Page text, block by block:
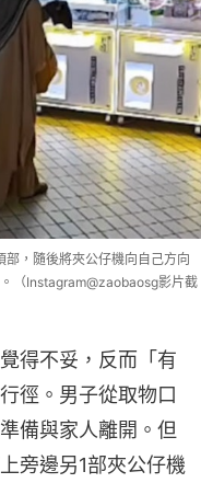
，隨後將夾公仔機向自己方向
（Instagram@zaobaosg影片截
得不妥，反而「有
徑。男子從取物口
備與家人離開。但
旁邊另1部夾公仔機